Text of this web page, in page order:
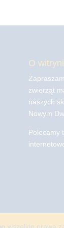
O
zwierząt
naszych
Nowym
Polecamy